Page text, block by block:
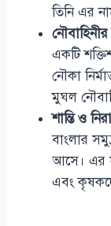
তিনি এর
একটি
নৌকা
মুঘল
শান্তি ও
বাংলার
আসে। এর
এবং